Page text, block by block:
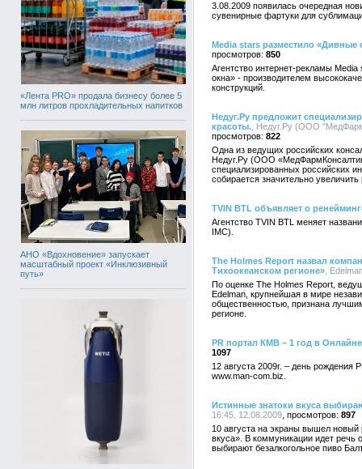
«Лента PRO» продала бизнесу более 5
млн литров прохладительных напитков
АНО «Вдохновение» запускает
масштабный проект «Инклюзивный
путь»
3.08.2009 появилась очередная
сувенирные фартуки для
Media stars разместило «Дивные
850
Агентство интернет-рекламы
окна» - производителем
конструкций.
Недуг.Ру предложит
красоты. , Недуг.Ру (ООО
822
Одна из ведущих российских
Недуг.Ру (ООО
специализированных российских
собирается значительно
TVIN BTL объявляет о
Агентство TVIN BTL меняет
IMC).
The Holmes Report назвал
Тихоокеанском регионе» ,
По оценке The Holmes Report,
Edelman, крупнейшая в мире
общественностью, признана
регионе.
PR портал КМВ – 1 год в
1097
12 августа 2009г. – день рождения
www.man-com.biz.
Истинные знатоки вкуса
16:45, 12.08.2009
897
10 августа на экраны вышел новый
вкуса». В коммуникации идет речь
выбирают безалкогольное пиво